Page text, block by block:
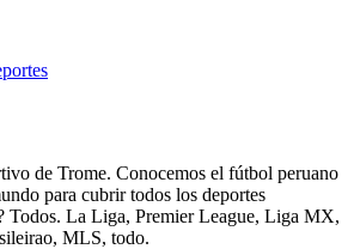
de Trome. Conocemos el fútbol peruano
para cubrir todos los deportes
Todos. La Liga, Premier League, Liga MX,
MLS, todo.